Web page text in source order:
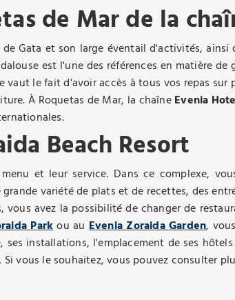
de Mar de la
Gata et son large éventail d'activités,
est l'une des références en matière de
le fait d'avoir accès à tous vos repas sur
À Roquetas de Mar, la chaîneEvenia
Beach Resort
et leur service. Dans ce complexe,
variété de plats et de recettes, des
avez la possibilité de changer de
Parkou auEvenia Zoraida Garden,
ses installations, l'emplacement de ses
Si vous le souhaitez, vous pouvez consulter